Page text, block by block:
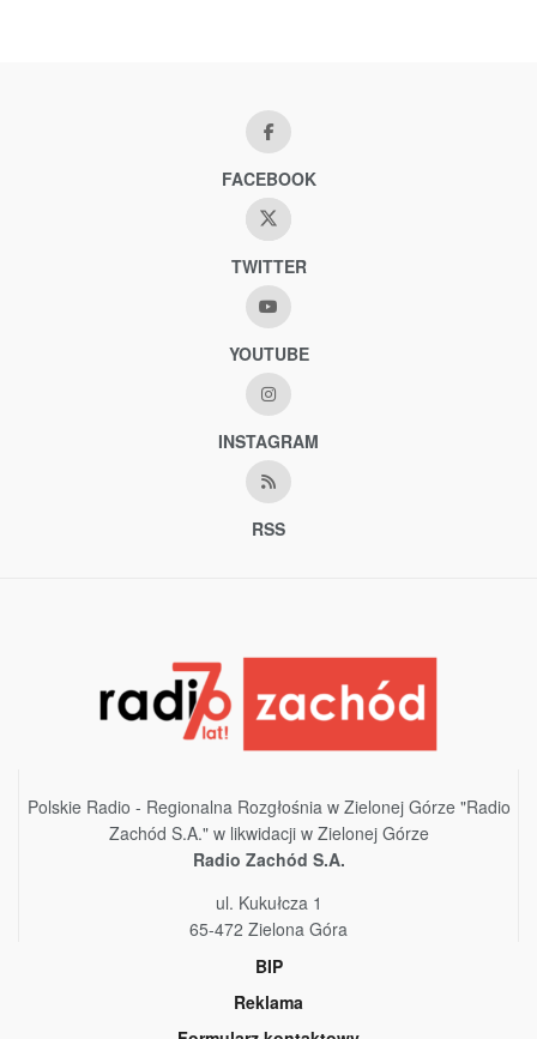
FACEBOOK
TWITTER
YOUTUBE
INSTAGRAM
RSS
Polskie Radio - Regionalna Rozgłośnia w Zielonej Górze "Radio
Zachód S.A." w likwidacji w Zielonej Górze
Radio Zachód S.A.
ul. Kukułcza 1
65-472 Zielona Góra
BIP
Reklama